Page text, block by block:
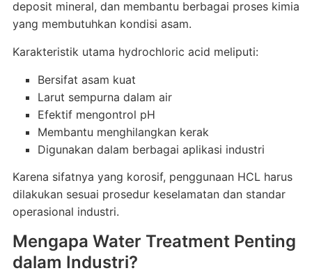
deposit mineral, dan membantu berbagai proses kimia
yang membutuhkan kondisi asam.
Karakteristik utama hydrochloric acid meliputi:
Bersifat asam kuat
Larut sempurna dalam air
Efektif mengontrol pH
Membantu menghilangkan kerak
Digunakan dalam berbagai aplikasi industri
Karena sifatnya yang korosif, penggunaan HCL harus
dilakukan sesuai prosedur keselamatan dan standar
operasional industri.
Mengapa Water Treatment Penting
dalam Industri?